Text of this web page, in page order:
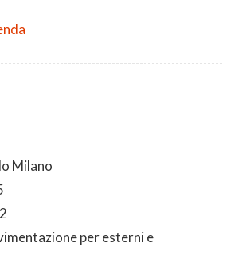
Milano
per esterni e